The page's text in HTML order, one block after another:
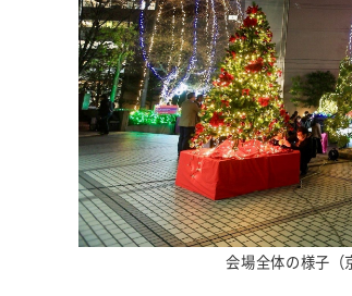
会場全体の様子（